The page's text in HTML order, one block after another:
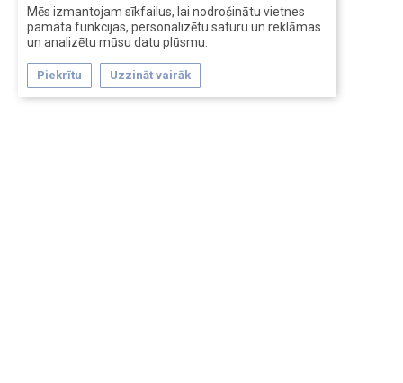
Mēs izmantojam sīkfailus, lai nodrošinātu vietnes
pamata funkcijas, personalizētu saturu un reklāmas
un analizētu mūsu datu plūsmu.
Piekrītu Uzzināt vairāk